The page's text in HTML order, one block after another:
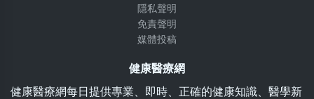
隱私聲明
免責聲明
媒體投稿
健康醫療網
健康醫療網每日提供專業、即時、正確的健康知識、醫學新